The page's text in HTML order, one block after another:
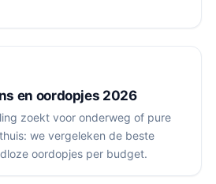
en oordopjes 2026
zoekt voor onderweg of pure
we vergeleken de beste
oordopjes per budget.